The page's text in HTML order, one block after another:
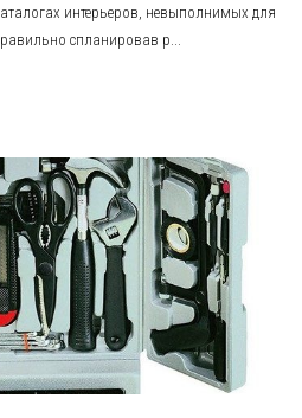
интерьеров, невыполнимых для
спланировав р...